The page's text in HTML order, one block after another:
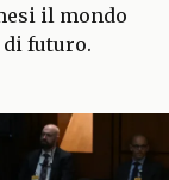
il mondo
futuro.